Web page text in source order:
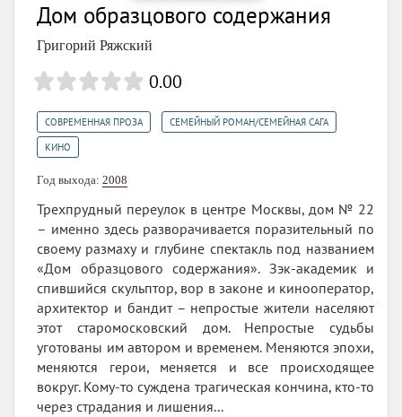
Дом образцового содержания
Григорий Ряжский
0.00
СОВРЕМЕННАЯ ПРОЗА СЕМЕЙНЫЙ РОМАН/СЕМЕЙНАЯ САГА
КИНО
Год выхода: 2008
Трехпрудный переулок в центре Москвы, дом № 22
– именно здесь разворачивается поразительный по
своему размаху и глубине спектакль под названием
«Дом образцового содержания». Зэк-академик и
спившийся скульптор, вор в законе и кинооператор,
архитектор и бандит – непростые жители населяют
этот старомосковский дом. Непростые судьбы
уготованы им автором и временем. Меняются эпохи,
меняются герои, меняется и все происходящее
вокруг. Кому-то суждена трагическая кончина, кто-то
через страдания и лишения...